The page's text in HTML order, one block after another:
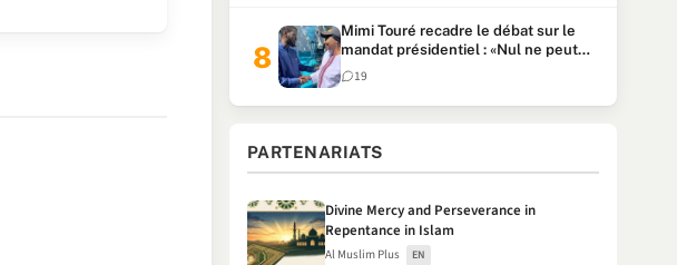
Mimi Touré recadre le débat sur le
mandat présidentiel : «Nul ne peut
faire plus de deux mandats
consécutifs de 5 ans»
19
PARTENARIATS
Divine Mercy and Perseverance in
Repentance in Islam
Al Muslim Plus EN